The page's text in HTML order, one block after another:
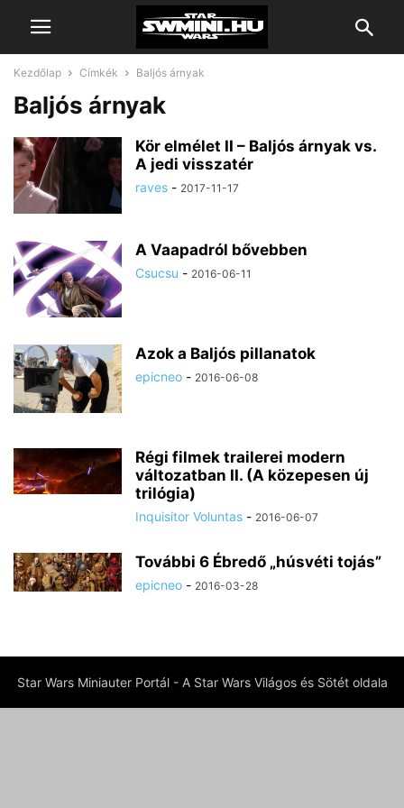
Kezdőlap Címkék Baljós árnyak
Baljós árnyak
Kör elmélet II – Baljós árnyak vs.
A jedi visszatér
raves - 2017-11-17
A Vaapadról bővebben
Csucsu - 2016-06-11
Azok a Baljós pillanatok
epicneo - 2016-06-08
Régi filmek trailerei modern
változatban II. (A közepesen új
trilógia)
Inquisitor Voluntas - 2016-06-07
További 6 Ébredő „húsvéti tojás”
epicneo - 2016-03-28
Star Wars Miniauter Portál - A Star Wars Világos és Sötét oldala